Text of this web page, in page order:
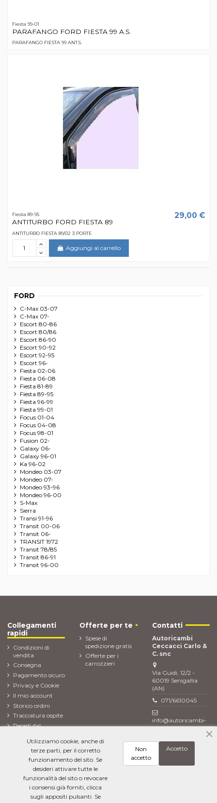
Fiesta 99-01
PARAFANGO FORD FIESTA 99 A.S.
PARAFANGO FIESTA 99 ANT.S.
Fiesta 89-95
ANTITURBO FORD FIESTA 89
29,00 €
ANTITURBO FIESTA 89/02 3 PORTE
Aggiungi al carrello
FORD
C-Max 03-07
C-Max 07-
Escort 80-86
Escort 80/86
Escort 86-90
Escort 90-92
Escort 92-95
Escort 96-
Fiesta 02-06
Fiesta 06-08
Fiesta 81-89
Fiesta 89-95
Fiesta 96-99
Fiesta 99-01
Focus 01-04
Focus 04-08
Focus 98-01
Fusion 02-
Galaxy 06-
Galaxy 96-01
Ka 96-02
Mondeo 03-07
Mondeo 07-
Mondeo 93-96
Mondeo 96-00
S-Max
Sierra
Transi 91-96
Transit 00-06
Transit 06-
TRANSIT 1972
Transit 78/85
Transit 86-91
Transit 96-00
Collegamenti
rapidi
Condizioni di
vendita
Consegna
Pagamento sicuro
Privacy e Cookie
Il mio account
Storico ordini
Tracciatura ospite
Recedi dal
ordine)
Offerte per te
Spese di
spedizione gratis
Offerte per i
carrozzieri
Contatti
Autoricambi
Ceccacci Carlo &
C. snc
Via Guidi, 12/2 -
60019 Senigallia
(AN)
071/6610045
info@autoricambi-
ceccacci.it
Newsletter
Ho letto l'informativa sulla privacye accetto il trattamento dei miei dati
Utilizziamo cookie, anche di
terze parti, per il corretto
funzionamento del sito. Se
desideri attivare tutte le
funzionalità del sito o revocare
i consensi già forniti, clicca
sugli appositi pulsanti. Se
Accetto
Non
accetto